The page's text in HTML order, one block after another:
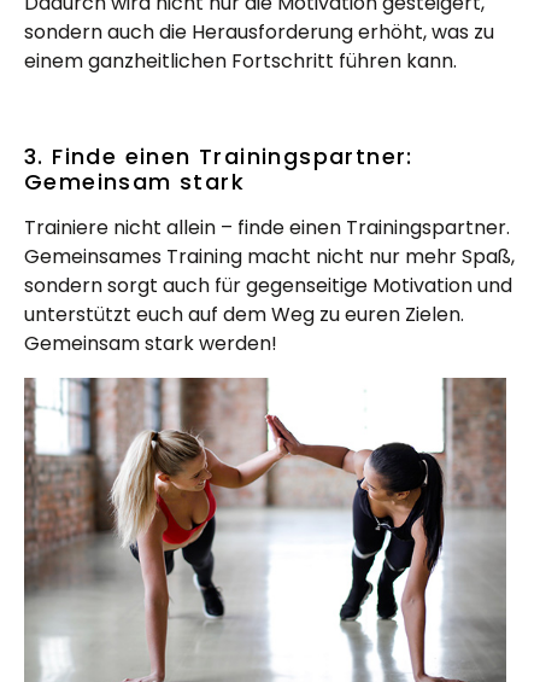
sondern auch die Herausforderung erhöht, was zu
einem ganzheitlichen Fortschritt führen kann.
3. Finde einen Trainingspartner:
Gemeinsam stark
Trainiere nicht allein – finde einen Trainingspartner.
Gemeinsames Training macht nicht nur mehr Spaß,
sondern sorgt auch für gegenseitige Motivation und
unterstützt euch auf dem Weg zu euren Zielen.
Gemeinsam stark werden!